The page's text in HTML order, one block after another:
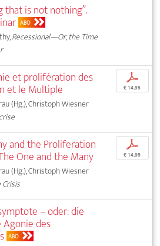
that is not nothing”.
ABO
Recessional—Or, the Time
et prolifération des
et le Multiple
(Hg.), Christoph Wiesner
p
€ 14,95
and the Proliferation
One and the Many
(Hg.), Christoph Wiesner
p
€ 14,95
– oder: die
des
ABO